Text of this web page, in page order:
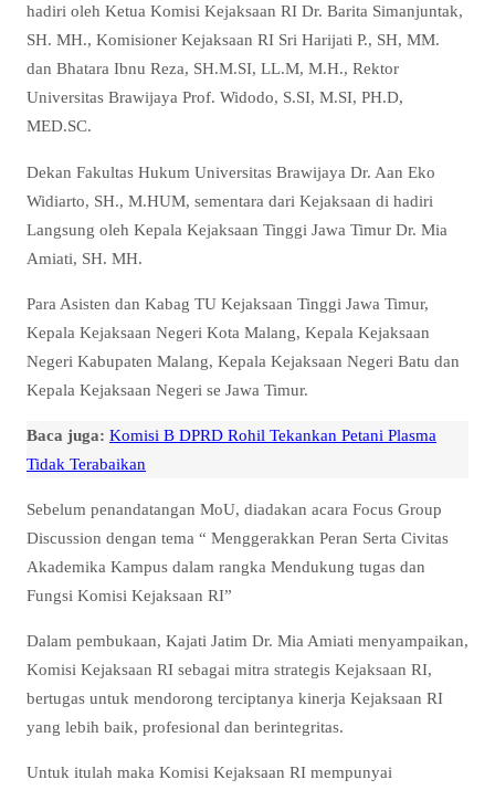
hadiri oleh Ketua Komisi Kejaksaan RI Dr. Barita Simanjuntak,
SH. MH., Komisioner Kejaksaan RI Sri Harijati P., SH, MM.
dan Bhatara Ibnu Reza, SH.M.SI, LL.M, M.H., Rektor
Universitas Brawijaya Prof. Widodo, S.SI, M.SI, PH.D,
MED.SC.
Dekan Fakultas Hukum Universitas Brawijaya Dr. Aan Eko
Widiarto, SH., M.HUM, sementara dari Kejaksaan di hadiri
Langsung oleh Kepala Kejaksaan Tinggi Jawa Timur Dr. Mia
Amiati, SH. MH.
Para Asisten dan Kabag TU Kejaksaan Tinggi Jawa Timur,
Kepala Kejaksaan Negeri Kota Malang, Kepala Kejaksaan
Negeri Kabupaten Malang, Kepala Kejaksaan Negeri Batu dan
Kepala Kejaksaan Negeri se Jawa Timur.
Baca juga: Komisi B DPRD Rohil Tekankan Petani Plasma
Tidak Terabaikan
Sebelum penandatangan MoU, diadakan acara Focus Group
Discussion dengan tema “ Menggerakkan Peran Serta Civitas
Akademika Kampus dalam rangka Mendukung tugas dan
Fungsi Komisi Kejaksaan RI”
Dalam pembukaan, Kajati Jatim Dr. Mia Amiati menyampaikan,
Komisi Kejaksaan RI sebagai mitra strategis Kejaksaan RI,
bertugas untuk mendorong terciptanya kinerja Kejaksaan RI
yang lebih baik, profesional dan berintegritas.
Untuk itulah maka Komisi Kejaksaan RI mempunyai